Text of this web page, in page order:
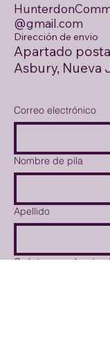
@gmail.com
Dirección de envio
Apartado
Asbury, Nueva
Correo electrónico
Nombre de pila
Apellido
Cuéntanos sobre tus